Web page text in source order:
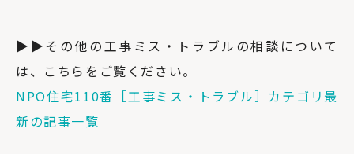
▶▶その他の工事ミス・トラブルの相談について
は、こちらをご覧ください。
NPO住宅110番［工事ミス・トラブル］カテゴリ最
新の記事一覧